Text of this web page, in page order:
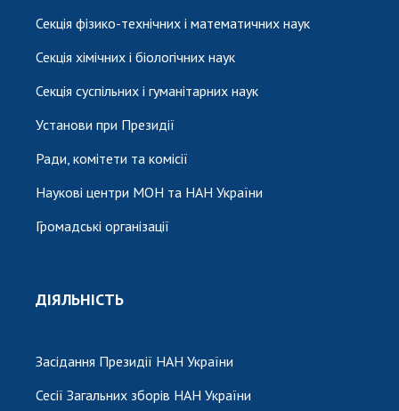
Секція фізико-технічних і математичних наук
Секція хімічних і біологічних наук
Секція суспільних і гуманітарних наук
Установи при Президії
Ради, комітети та комісії
Наукові центри МОН та НАН України
Громадські організації
ДІЯЛЬНІСТЬ
Засідання Президії НАН України
Сесії Загальних зборів НАН України